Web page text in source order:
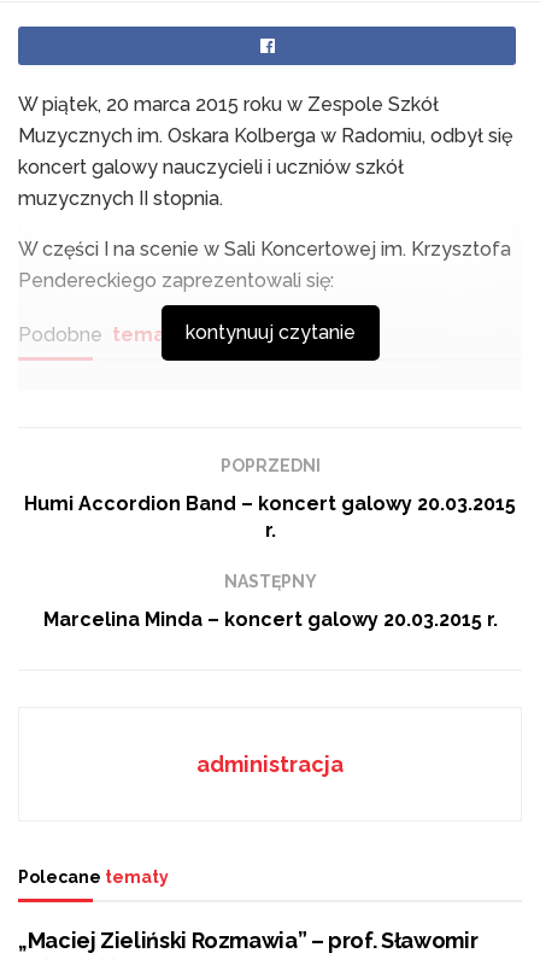
W piątek, 20 marca 2015 roku w Zespole Szkół
Muzycznych im. Oskara Kolberga w Radomiu, odbył się
koncert galowy nauczycieli i uczniów szkół
muzycznych II stopnia.
W części I na scenie w Sali Koncertowej im. Krzysztofa
Pendereckiego zaprezentowali się:
Podobne tematy
Kiedy spadnie śnieg? Wiemy, ile musimy na to
poczekać
Te grzyby działają jak dopalacze. GIS ostrzega
5. Maciej Dobrzański
kontynuuj czytanie
POPRZEDNI
Humi Accordion Band – koncert galowy 20.03.2015
r.
NASTĘPNY
Marcelina Minda – koncert galowy 20.03.2015 r.
administracja
Polecane tematy
„Maciej Zieliński Rozmawia” – prof. Sławomir